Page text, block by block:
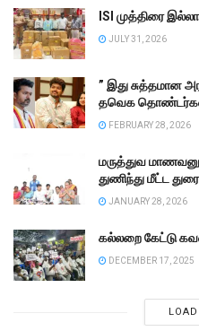
ISI முத்திரை
JULY 31, 2026
” இது சுத்தமான
தவெக தொண்டர்கள்
FEBRUARY 28, 2026
மருத்துவ
துணிந்து மீட்ட
JANUARY 28, 2026
கல்லறை கேட்டு
DECEMBER 17, 2025